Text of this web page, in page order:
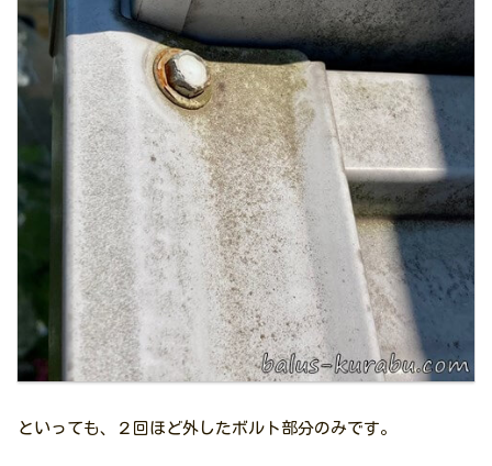
といっても、２回ほど外したボルト部分のみです。